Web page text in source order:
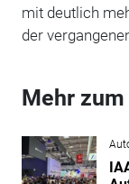
mit deutlich
der
Mehr